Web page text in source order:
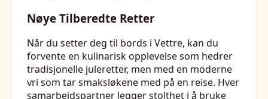
Nøye Tilberedte Retter
Når du setter deg til bords i Vettre, kan du
forvente en kulinarisk opplevelse som hedrer
tradisjonelle juleretter, men med en moderne
vri som tar smaksløkene med på en reise. Hver
samarbeidspartner legger stolthet i å bruke